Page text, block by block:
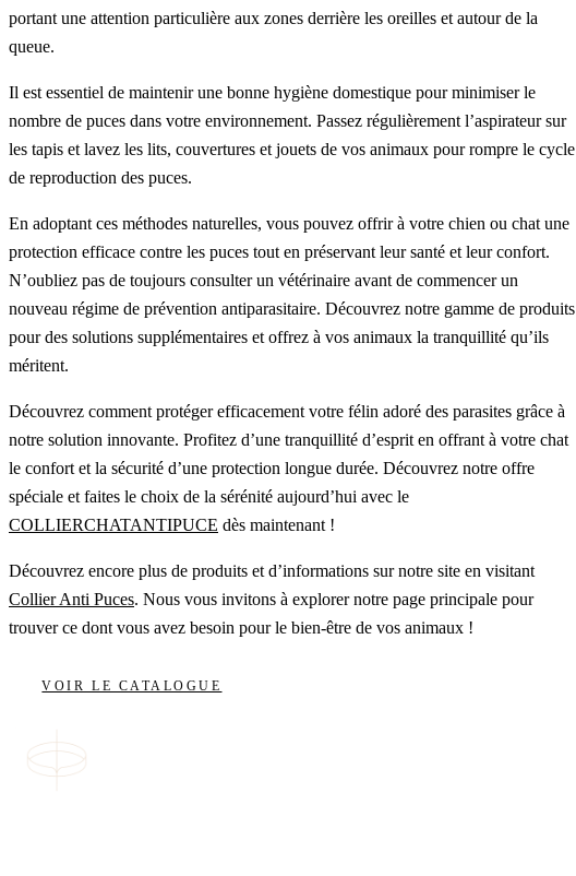
portant une attention particulière aux zones derrière les oreilles et autour de la
queue.
Il est essentiel de maintenir une bonne hygiène domestique pour minimiser le
nombre de puces dans votre environnement. Passez régulièrement l’aspirateur sur
les tapis et lavez les lits, couvertures et jouets de vos animaux pour rompre le cycle
de reproduction des puces.
En adoptant ces méthodes naturelles, vous pouvez offrir à votre chien ou chat une
protection efficace contre les puces tout en préservant leur santé et leur confort.
N’oubliez pas de toujours consulter un vétérinaire avant de commencer un
nouveau régime de prévention antiparasitaire. Découvrez notre gamme de produits
pour des solutions supplémentaires et offrez à vos animaux la tranquillité qu’ils
méritent.
Découvrez comment protéger efficacement votre félin adoré des parasites grâce à
notre solution innovante. Profitez d’une tranquillité d’esprit en offrant à votre chat
le confort et la sécurité d’une protection longue durée. Découvrez notre offre
spéciale et faites le choix de la sérénité aujourd’hui avec le
COLLIERCHATANTIPUCE dès maintenant !
Découvrez encore plus de produits et d’informations sur notre site en visitant
Collier Anti Puces. Nous vous invitons à explorer notre page principale pour
trouver ce dont vous avez besoin pour le bien-être de vos animaux !
VOIR LE CATALOGUE